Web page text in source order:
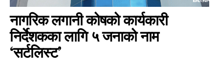
नागरिक लगानी कोषको कार्यकारी
निर्देशकका लागि ५ जनाको नाम
‘सर्टलिस्ट’